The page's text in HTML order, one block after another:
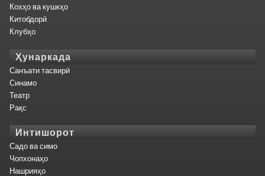
Кохҳо ва кушкҳо
Китобдорӣ
Клубҳо
Ҳунаркада
Санъати тасвирӣ
Синамо
Театр
Рақс
Интишорот
Садо ва симо
Чопхонаҳо
Нашрияҳо